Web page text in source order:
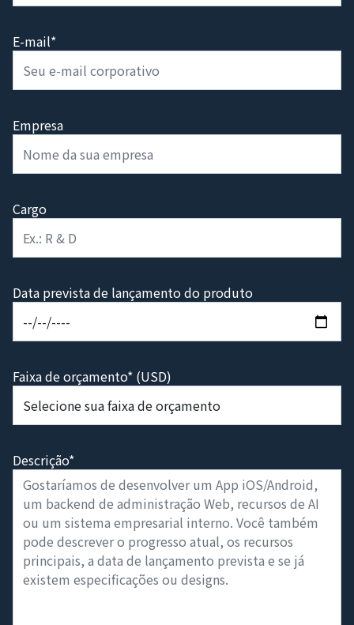
E-mail*
Empresa
Cargo
Data prevista de lançamento do produto
Faixa de orçamento* (USD)
Descrição*